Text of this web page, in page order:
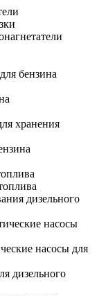
бензина
хранения
дизельного
насосы
насосы для
дизельного